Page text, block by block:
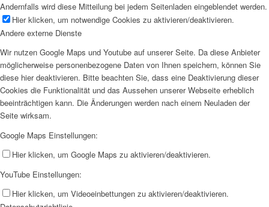
Andernfalls wird diese Mitteilung bei jedem Seitenladen eingeblendet werden.
Hier klicken, um notwendige Cookies zu aktivieren/deaktivieren.
Andere externe Dienste
Wir nutzen Google Maps und Youtube auf unserer Seite. Da diese Anbieter
möglicherweise personenbezogene Daten von Ihnen speichern, können Sie
diese hier deaktivieren. Bitte beachten Sie, dass eine Deaktivierung dieser
Cookies die Funktionalität und das Aussehen unserer Webseite erheblich
beeinträchtigen kann. Die Änderungen werden nach einem Neuladen der
Seite wirksam.
Google Maps Einstellungen:
Hier klicken, um Google Maps zu aktivieren/deaktivieren.
YouTube Einstellungen:
Hier klicken, um Videoeinbettungen zu aktivieren/deaktivieren.